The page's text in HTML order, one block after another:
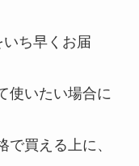
ち早くお届
使いたい場合に
で買える上に、